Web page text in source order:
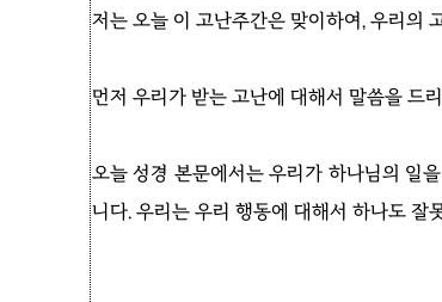
저는 오늘 이 고난주간은 맞이하여, 우리의
먼저 우리가 받는 고난에 대해서 말씀을 드
오늘 성경 본문에서는 우리가 하나님의 일
니다. 우리는 우리 행동에 대해서 하나도 잘